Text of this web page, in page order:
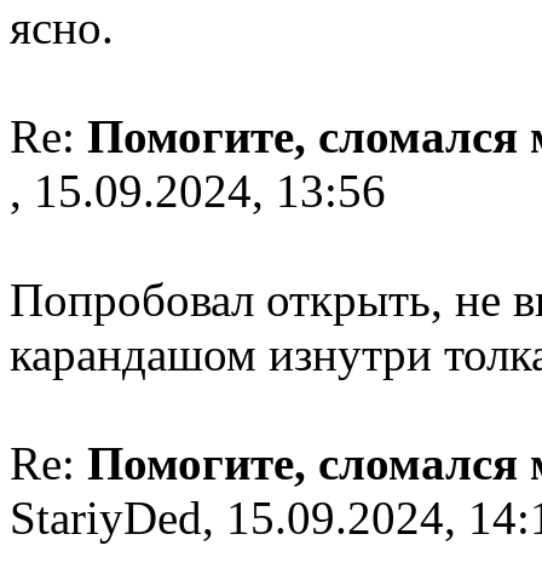
ясно.
Re: Помогите,
, 15.09.2024, 13:56
Попробовал открыть, не
карандашом изнутри
Re: Помогите,
StariyDed, 15.09.2024,